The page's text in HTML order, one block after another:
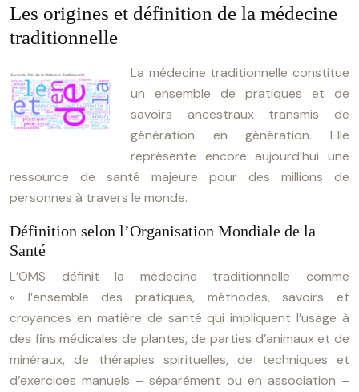
Les origines et définition de la médecine
traditionnelle
La médecine traditionnelle constitue
un ensemble de pratiques et de
savoirs ancestraux transmis de
génération en génération. Elle
représente encore aujourd’hui une
ressource de santé majeure pour des millions de
personnes à travers le monde.
Définition selon l’Organisation Mondiale de la
Santé
L’OMS définit la médecine traditionnelle comme
« l’ensemble des pratiques, méthodes, savoirs et
croyances en matière de santé qui impliquent l’usage à
des fins médicales de plantes, de parties d’animaux et de
minéraux, de thérapies spirituelles, de techniques et
d’exercices manuels – séparément ou en association –